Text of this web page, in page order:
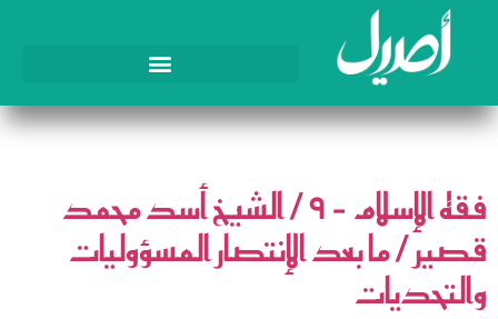
اليوم:5 فبراير، 2025
فقه الإسلام – ٩ / الشيخ أسد محمد
قصير / ما بعد الإنتصار المسؤوليات
والتحديات